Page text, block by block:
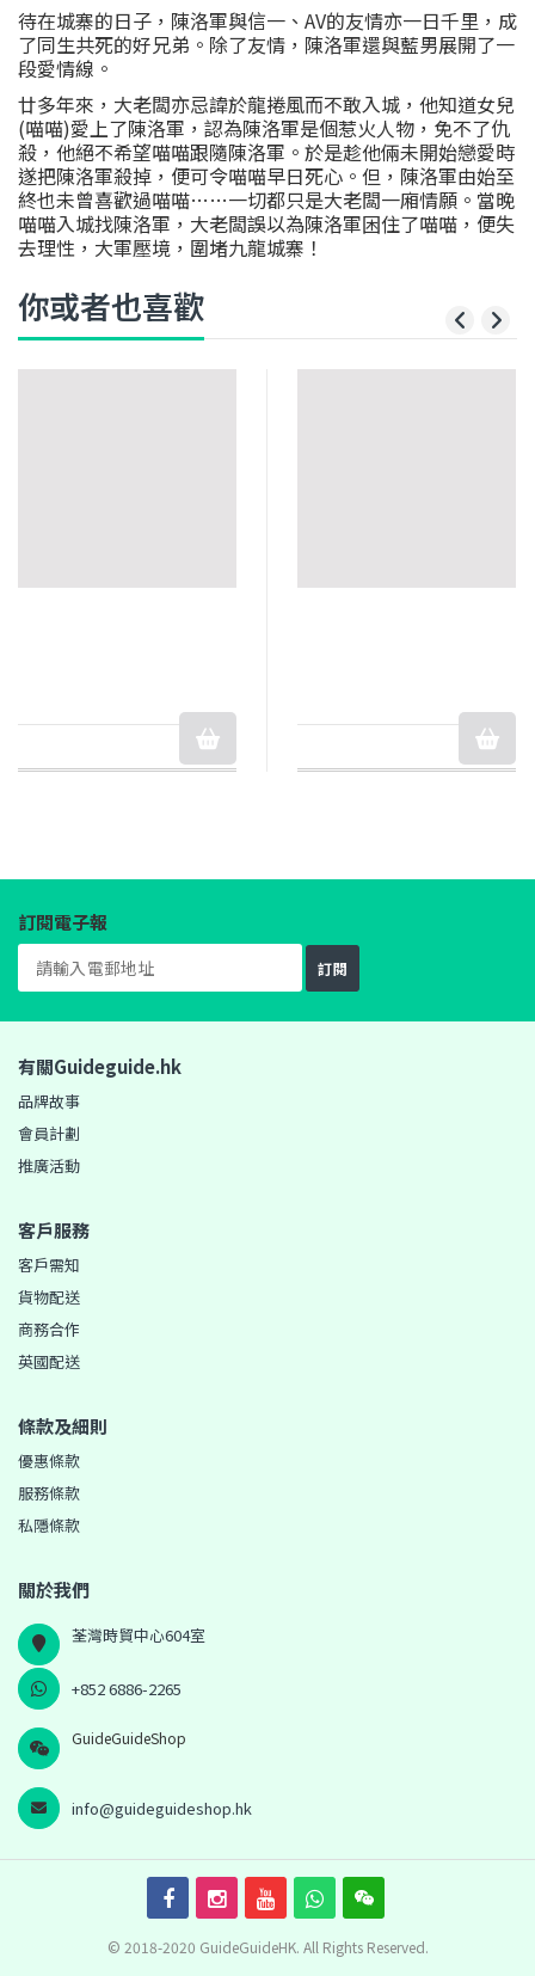
待在城寨的日子，陳洛軍與信一、AV的友情亦一日千里，成
了同生共死的好兄弟。除了友情，陳洛軍還與藍男展開了一
段愛情線。
廿多年來，大老闆亦忌諱於龍捲風而不敢入城，他知道女兒
(喵喵)愛上了陳洛軍，認為陳洛軍是個惹火人物，免不了仇
殺，他絕不希望喵喵跟隨陳洛軍。於是趁他倆未開始戀愛時
遂把陳洛軍殺掉，便可令喵喵早日死心。但，陳洛軍由始至
終也未曾喜歡過喵喵……一切都只是大老闆一廂情願。當晚
喵喵入城找陳洛軍，大老闆誤以為陳洛軍困住了喵喵，便失
去理性，大軍壓境，圍堵九龍城寨！
你或者也喜歡
訂閱電子報
訂閱
有關Guideguide.hk
品牌故事
會員計劃
推廣活動
客戶服務
客戶需知
貨物配送
商務合作
英國配送
條款及細則
優惠條款
服務條款
私隱條款
關於我們
荃灣時貿中心604室
+852 6886-2265
GuideGuideShop
info@guideguideshop.hk
© 2018-2020 GuideGuideHK. All Rights Reserved.